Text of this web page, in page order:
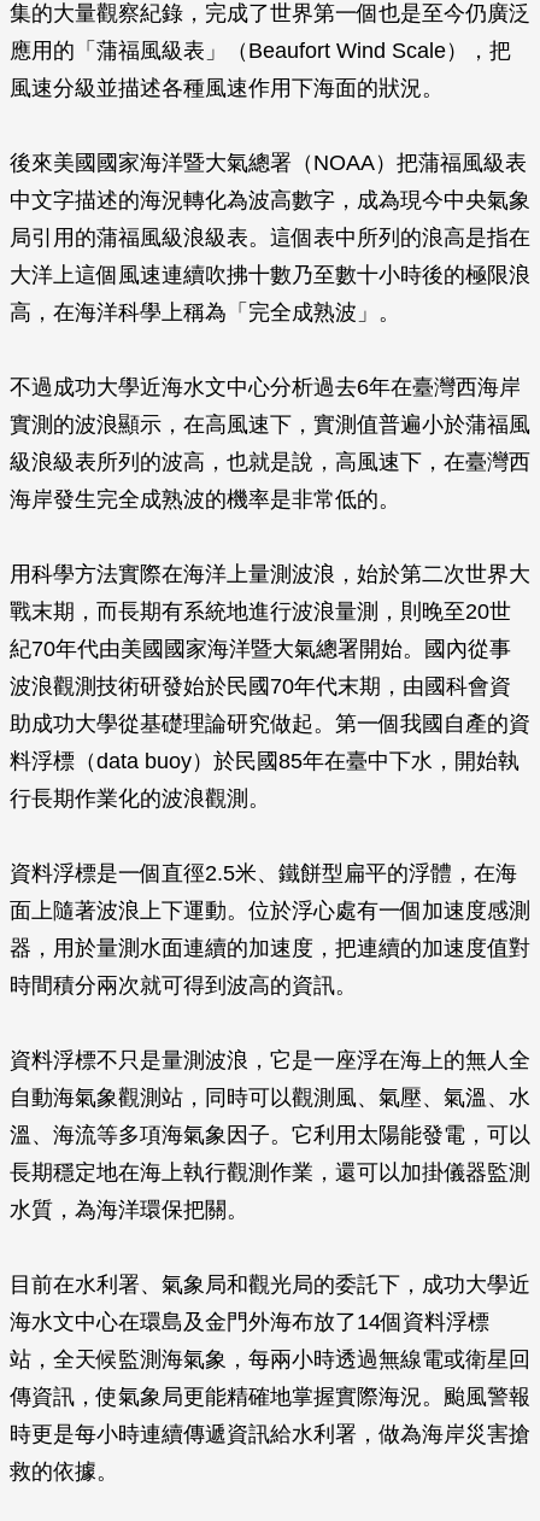
集的大量觀察紀錄，完成了世界第一個也是至今仍廣泛
應用的「蒲福風級表」（Beaufort Wind Scale），把
風速分級並描述各種風速作用下海面的狀況。
後來美國國家海洋暨大氣總署（NOAA）把蒲福風級表
中文字描述的海況轉化為波高數字，成為現今中央氣象
局引用的蒲福風級浪級表。這個表中所列的浪高是指在
大洋上這個風速連續吹拂十數乃至數十小時後的極限浪
高，在海洋科學上稱為「完全成熟波」。
不過成功大學近海水文中心分析過去6年在臺灣西海岸
實測的波浪顯示，在高風速下，實測值普遍小於蒲福風
級浪級表所列的波高，也就是說，高風速下，在臺灣西
海岸發生完全成熟波的機率是非常低的。
用科學方法實際在海洋上量測波浪，始於第二次世界大
戰末期，而長期有系統地進行波浪量測，則晚至20世
紀70年代由美國國家海洋暨大氣總署開始。國內從事
波浪觀測技術研發始於民國70年代末期，由國科會資
助成功大學從基礎理論研究做起。第一個我國自產的資
料浮標（data buoy）於民國85年在臺中下水，開始執
行長期作業化的波浪觀測。
資料浮標是一個直徑2.5米、鐵餅型扁平的浮體，在海
面上隨著波浪上下運動。位於浮心處有一個加速度感測
器，用於量測水面連續的加速度，把連續的加速度值對
時間積分兩次就可得到波高的資訊。
資料浮標不只是量測波浪，它是一座浮在海上的無人全
自動海氣象觀測站，同時可以觀測風、氣壓、氣溫、水
溫、海流等多項海氣象因子。它利用太陽能發電，可以
長期穩定地在海上執行觀測作業，還可以加掛儀器監測
水質，為海洋環保把關。
目前在水利署、氣象局和觀光局的委託下，成功大學近
海水文中心在環島及金門外海布放了14個資料浮標
站，全天候監測海氣象，每兩小時透過無線電或衛星回
傳資訊，使氣象局更能精確地掌握實際海況。颱風警報
時更是每小時連續傳遞資訊給水利署，做為海岸災害搶
救的依據。